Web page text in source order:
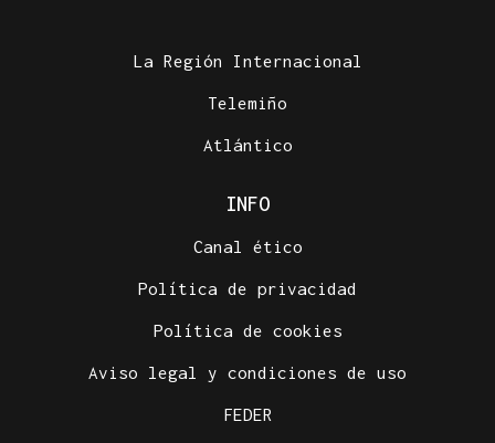
La Región Internacional
Telemiño
Atlántico
INFO
Canal ético
Política de privacidad
Política de cookies
Aviso legal y condiciones de uso
FEDER